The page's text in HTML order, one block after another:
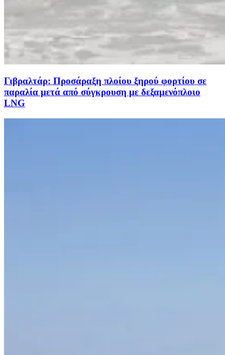
Γιβραλτάρ: Προσάραξη πλοίου ξηρού φορτίου σε
παραλία μετά από σύγκρουση με δεξαμενόπλοιο
LNG